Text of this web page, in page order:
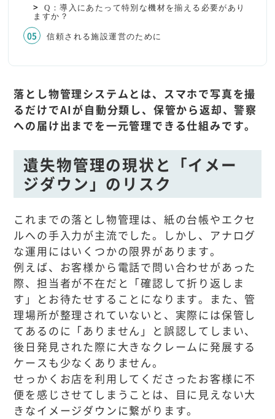
Q：導入にあたって特別な機材を揃える必要があり
ますか？
信頼される施設運営のために
落とし物管理システムとは、スマホで写真を撮
るだけでAIが自動分類し、保管から返却、警察
への届け出までを一元管理できる仕組みです。
遺失物管理の現状と「イメー
ジダウン」のリスク
これまでの落とし物管理は、紙の台帳やエクセ
ルへの手入力が主流でした。しかし、アナログ
な運用にはいくつかの限界があります。
例えば、お客様から電話で問い合わせがあった
際、担当者が不在だと「確認して折り返しま
す」とお待たせすることになります。また、管
理場所が整理されていないと、実際には保管し
てあるのに「ありません」と誤認してしまい、
後日発見された際に大きなクレームに発展する
ケースも少なくありません。
せっかくお店を利用してくださったお客様に不
便を感じさせてしまうことは、目に見えない大
きなイメージダウンに繋がります。